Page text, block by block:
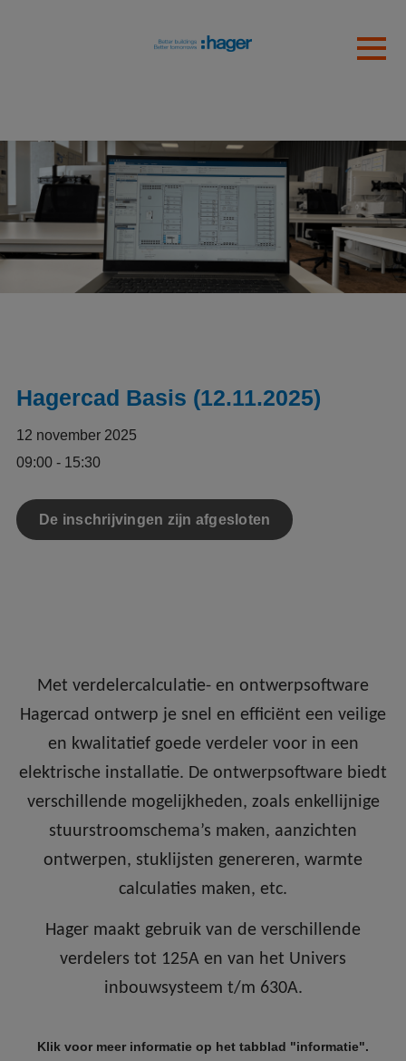
hager
Hagercad Basis (12.11.2025)
12 november 2025
09:00 - 15:30
De inschrijvingen zijn afgesloten
Met verdelercalculatie- en ontwerpsoftware
Hagercad ontwerp je snel en efficiënt een veilige
en kwalitatief goede verdeler voor in een
elektrische installatie. De ontwerpsoftware biedt
verschillende mogelijkheden, zoals enkellijnige
stuurstroomschema’s maken, aanzichten
ontwerpen, stuklijsten genereren, warmte
calculaties maken, etc.
Hager maakt gebruik van de verschillende
verdelers tot 125A en van het Univers
inbouwsysteem t/m 630A.
Klik voor meer informatie op het tabblad "informatie".